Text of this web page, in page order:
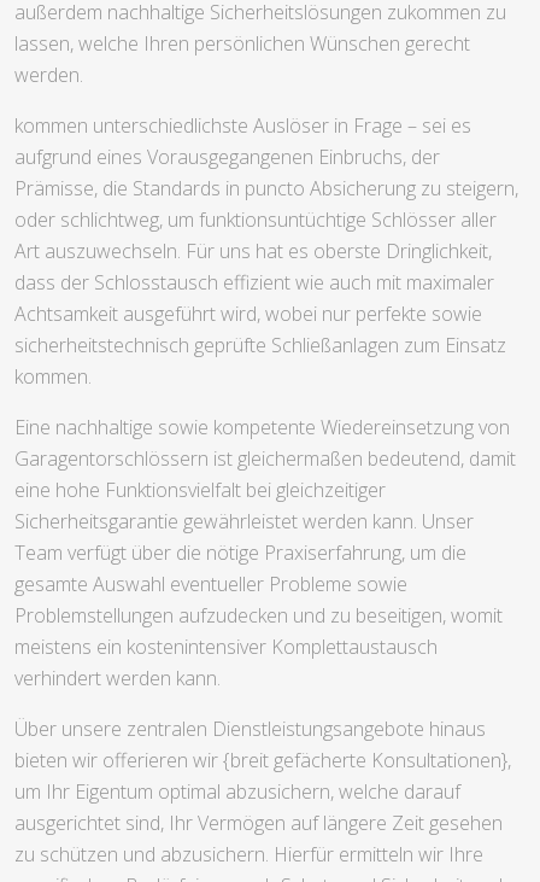
außerdem nachhaltige Sicherheitslösungen zukommen zu
lassen, welche Ihren persönlichen Wünschen gerecht
werden.
kommen unterschiedlichste Auslöser in Frage – sei es
aufgrund eines Vorausgegangenen Einbruchs, der
Prämisse, die Standards in puncto Absicherung zu steigern,
oder schlichtweg, um funktionsuntüchtige Schlösser aller
Art auszuwechseln. Für uns hat es oberste Dringlichkeit,
dass der Schlosstausch effizient wie auch mit maximaler
Achtsamkeit ausgeführt wird, wobei nur perfekte sowie
sicherheitstechnisch geprüfte Schließanlagen zum Einsatz
kommen.
Eine nachhaltige sowie kompetente Wiedereinsetzung von
Garagentorschlössern ist gleichermaßen bedeutend, damit
eine hohe Funktionsvielfalt bei gleichzeitiger
Sicherheitsgarantie gewährleistet werden kann. Unser
Team verfügt über die nötige Praxiserfahrung, um die
gesamte Auswahl eventueller Probleme sowie
Problemstellungen aufzudecken und zu beseitigen, womit
meistens ein kostenintensiver Komplettaustausch
verhindert werden kann.
Über unsere zentralen Dienstleistungsangebote hinaus
bieten wir offerieren wir {breit gefächerte Konsultationen},
um Ihr Eigentum optimal abzusichern, welche darauf
ausgerichtet sind, Ihr Vermögen auf längere Zeit gesehen
zu schützen und abzusichern. Hierfür ermitteln wir Ihre